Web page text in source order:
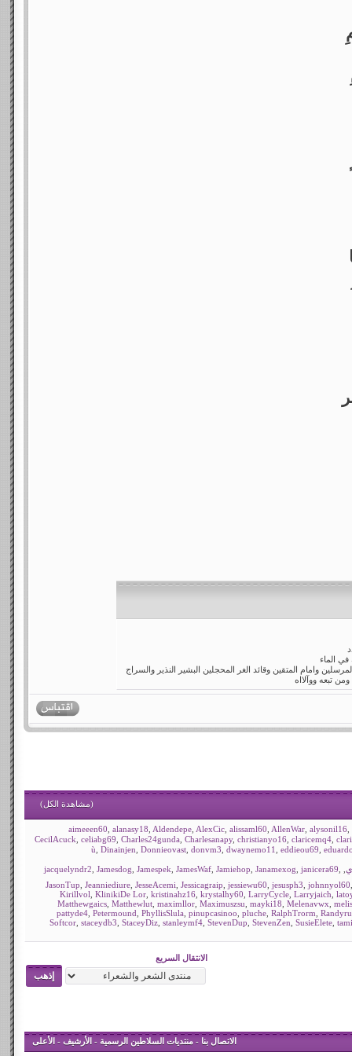
في الماء
وامام المتقين وقائد الغر المحجلين البشير النذير والسراج
ومن تبعه ووآلااه
(مشاهدة الكل)
aimeeen60 alanasy18 Aldendepe, AlexCic, alissaml60 AllenWar, alysonil16,
CecilAcuck celiabg69 Charles24gunda Charlesanapy, christianyo16, claricemq4,
Dinainjen Donnieovast, donvm3 dwaynemo11 eddieou69
jacquelyndr2 Jamesdog Jamespek JamesWaf, Jamiehop Janamexog janicera69
JasonTup Jeanniediure, JesseAcemi Jessicagraip jessiewu60 jesusph3 johnnyol60
Kirillvol KlinikiDe Lor, kristinahz16, krystalhy60 LarryCycle, Larryjaich
Matthewgaics, Matthewlut, maximllor, Maximuszsu mayki18 Melenavwx
pattyde4, Petermound PhyllisSlula pinupcasinoo pluche, RalphTrorm
Softcor, staceydb3 StaceyDiz, stanleymf4, StevenDup StevenZen SusieElete,
الانتقال السريع
الاتصال بنا -منتديات السلاطين الرسمية - الأرشيف - الأعلى